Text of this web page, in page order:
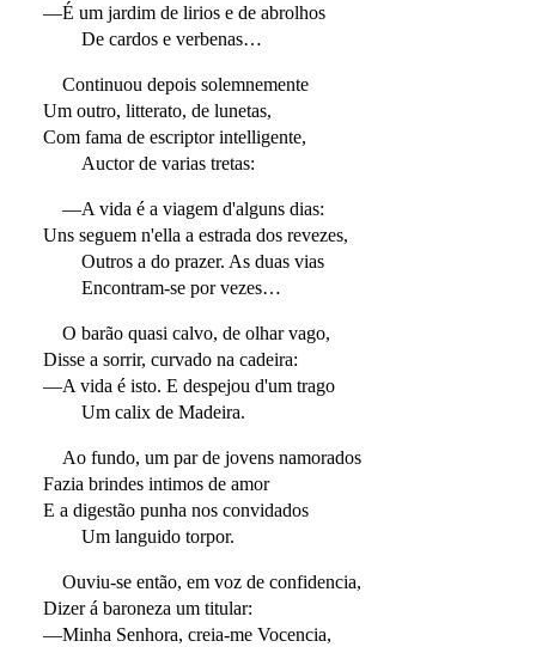
—É um jardim de lirios e de abrolhos
De cardos e verbenas…
Continuou depois solemnemente
Um outro, litterato, de lunetas,
Com fama de escriptor intelligente,
Auctor de varias tretas:
—A vida é a viagem d'alguns dias:
Uns seguem n'ella a estrada dos revezes,
Outros a do prazer. As duas vias
Encontram-se por vezes…
O barão quasi calvo, de olhar vago,
Disse a sorrir, curvado na cadeira:
—A vida é isto. E despejou d'um trago
Um calix de Madeira.
Ao fundo, um par de jovens namorados
Fazia brindes intimos de amor
E a digestão punha nos convidados
Um languido torpor.
Ouviu-se então, em voz de confidencia,
Dizer á baroneza um titular:
—Minha Senhora, creia-me Vocencia,